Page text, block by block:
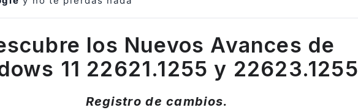
los Nuevos Avances de
11 22621.1255 y 22623.1255
Registro de cambios.